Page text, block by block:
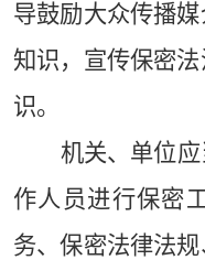
导鼓励大众传播
知识，宣传保密
识。
机关、单位
作人员进行保密
务、保密法律法